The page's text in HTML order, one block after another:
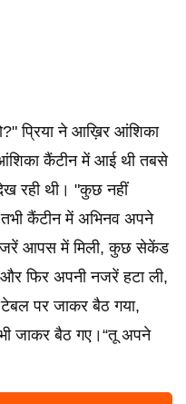
प्रिया ने आख़िर आंशिका
कैंटीन में आई थी तबसे
रही थी। "कुछ नहीं
कैंटीन में अभिनव अपने
आपस में मिली, कुछ सेकेंड
फिर अपनी नजरें हटा ली,
पर जाकर बैठ गया,
जाकर बैठ गए।“तू अपने